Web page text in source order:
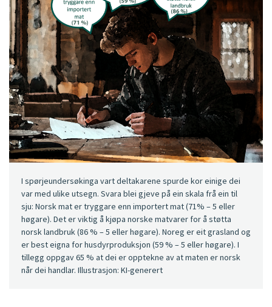
I spørjeundersøkinga vart deltakarene spurde kor einige dei
var med ulike utsegn. Svara blei gjeve på ein skala frå ein til
sju: Norsk mat er tryggare enn importert mat (71% – 5 eller
høgare). Det er viktig å kjøpa norske matvarer for å støtta
norsk landbruk (86 % – 5 eller høgare). Noreg er eit grasland og
er best eigna for husdyrproduksjon (59 % – 5 eller høgare). I
tillegg oppgav 65 % at dei er opptekne av at maten er norsk
når dei handlar. Illustrasjon: KI-generert